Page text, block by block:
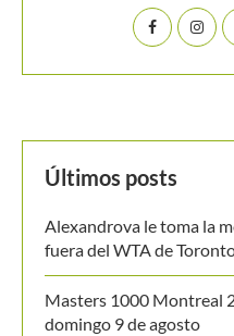
Últimos posts
Alexandrova le toma la
fuera del WTA de
Masters 1000 Montreal
domingo 9 de agosto